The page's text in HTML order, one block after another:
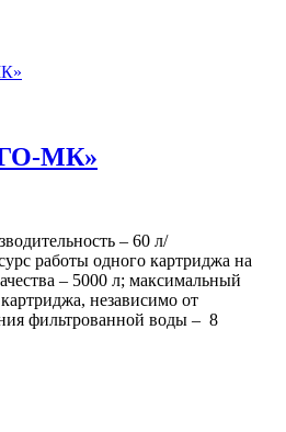
МК»
– 60 л/
работы одного картриджа на
– 5000 л; максимальный
независимо от
фильтрованной воды – 8